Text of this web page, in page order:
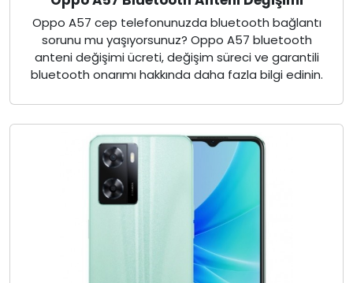
Oppo A57 cep telefonunuzda bluetooth bağlantı
sorunu mu yaşıyorsunuz? Oppo A57 bluetooth
anteni değişimi ücreti, değişim süreci ve garantili
bluetooth onarımı hakkında daha fazla bilgi edinin.